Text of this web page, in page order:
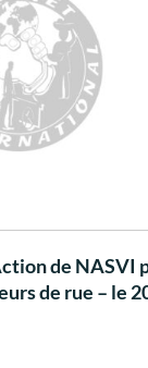
de NASVI
de rue – le